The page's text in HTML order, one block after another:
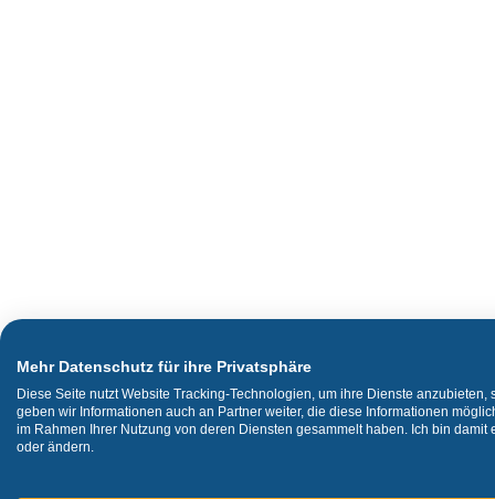
Mehr Datenschutz für ihre Privatsphäre
Diese Seite nutzt Website Tracking-Technologien, um ihre Dienste
geben wir Informationen auch an Partner weiter, die diese Informationen
im Rahmen Ihrer Nutzung von deren Diensten gesammelt haben. Ich bin
oder ändern.